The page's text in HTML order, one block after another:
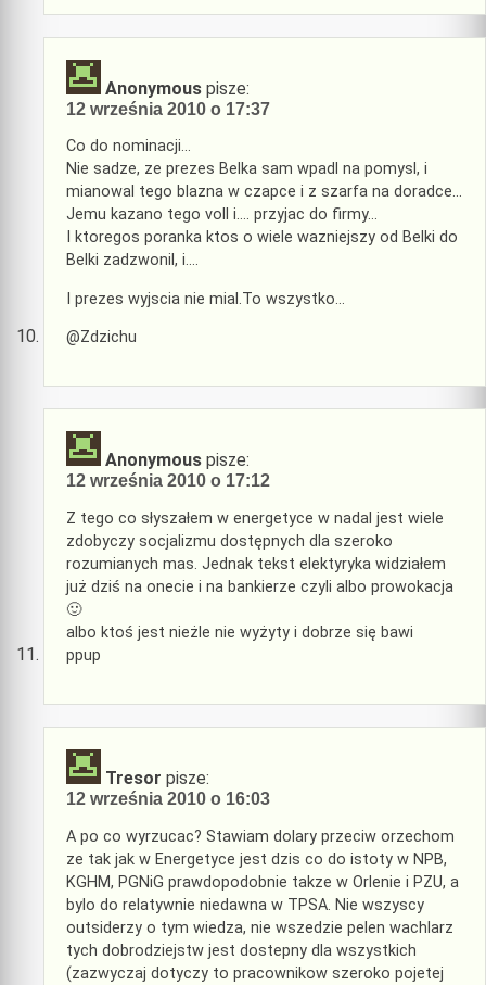
Anonymous pisze:
12 września 2010 o 17:37
Co do nominacji…
Nie sadze, ze prezes Belka sam wpadl na pomysl, i
mianowal tego blazna w czapce i z szarfa na doradce…
Jemu kazano tego voll i…. przyjac do firmy…
I ktoregos poranka ktos o wiele wazniejszy od Belki do
Belki zadzwonil, i….
I prezes wyjscia nie mial.To wszystko…
@Zdzichu
Anonymous pisze:
12 września 2010 o 17:12
Z tego co słyszałem w energetyce w nadal jest wiele
zdobyczy socjalizmu dostępnych dla szeroko
rozumianych mas. Jednak tekst elektyryka widziałem
już dziś na onecie i na bankierze czyli albo prowokacja
🙂
albo ktoś jest nieżle nie wyżyty i dobrze się bawi
ppup
Tresor pisze:
12 września 2010 o 16:03
A po co wyrzucac? Stawiam dolary przeciw orzechom
ze tak jak w Energetyce jest dzis co do istoty w NPB,
KGHM, PGNiG prawdopodobnie takze w Orlenie i PZU, a
bylo do relatywnie niedawna w TPSA. Nie wszyscy
outsiderzy o tym wiedza, nie wszedzie pelen wachlarz
tych dobrodziejstw jest dostepny dla wszystkich
(zazwyczaj dotyczy to pracownikow szeroko pojetej